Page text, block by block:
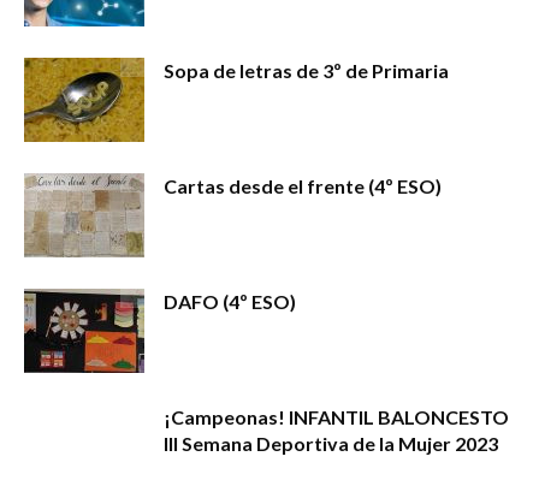
Sopa de letras de 3º de Primaria
Cartas desde el frente (4º ESO)
DAFO (4º ESO)
¡Campeonas! INFANTIL BALONCESTO
III Semana Deportiva de la Mujer 2023